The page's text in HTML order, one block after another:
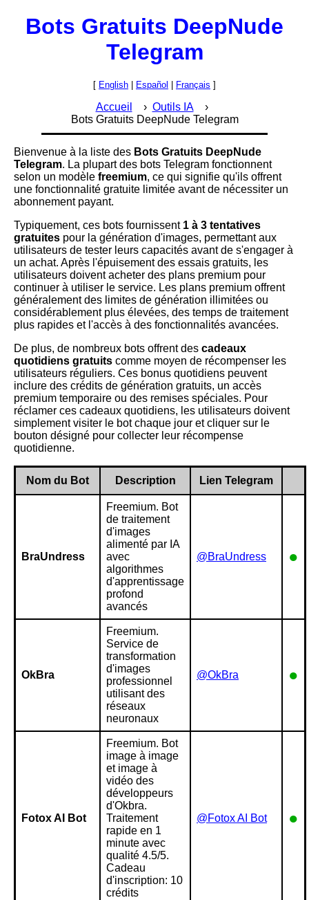
Bots Gratuits DeepNude
Telegram
[ English Español Français ]
Accueil › Outils IA
›
Bots Gratuits DeepNude Telegram
Bienvenue à la liste des Bots Gratuits DeepNude
Telegram. La plupart des bots Telegram fonctionnent
selon un modèle freemium, ce qui signifie qu'ils offrent
une fonctionnalité gratuite limitée avant de nécessiter un
abonnement payant.
Typiquement, ces bots fournissent 1 à 3 tentatives
gratuites pour la génération d'images, permettant aux
utilisateurs de tester leurs capacités avant de s'engager à
un achat. Après l'épuisement des essais gratuits, les
utilisateurs doivent acheter des plans premium pour
continuer à utiliser le service. Les plans premium offrent
généralement des limites de génération illimitées ou
considérablement plus élevées, des temps de traitement
plus rapides et l'accès à des fonctionnalités avancées.
De plus, de nombreux bots offrent des cadeaux
quotidiens gratuits comme moyen de récompenser les
utilisateurs réguliers. Ces bonus quotidiens peuvent
inclure des crédits de génération gratuits, un accès
premium temporaire ou des remises spéciales. Pour
réclamer ces cadeaux quotidiens, les utilisateurs doivent
simplement visiter le bot chaque jour et cliquer sur le
bouton désigné pour collecter leur récompense
quotidienne.
Nom du Bot Description Lien Telegram
BraUndress
Freemium. Bot
de traitement
d'images
alimenté par IA
avec
algorithmes
d'apprentissage
profond
avancés
@BraUndress ●
OkBra
Freemium.
Service de
transformation
d'images
professionnel
utilisant des
réseaux
neuronaux
@OkBra ●
Fotox AI Bot
Freemium. Bot
image à image
et image à
vidéo des
développeurs
d'Okbra.
Traitement
rapide en 1
minute avec
qualité 4.5/5.
Cadeau
d'inscription: 10
crédits
@Fotox AI Bot ●